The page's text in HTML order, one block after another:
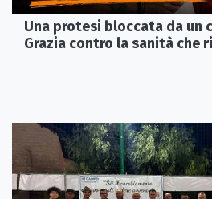
Una protesi bloccata da un
Grazia contro la sanità che